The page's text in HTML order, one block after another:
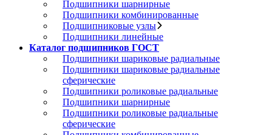
Подшипники шарнирные
Подшипники комбинированные
Подшипниковые узлы
Подшипники линейные
Каталог подшипников ГОСТ
Подшипники шариковые радиальные
Подшипники шариковые радиальные
сферические
Подшипники роликовые радиальные
Подшипники шарнирные
Подшипники роликовые радиальные
сферические